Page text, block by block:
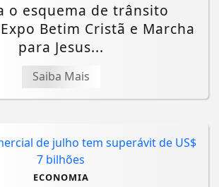
o esquema de trânsito
Betim Cristã e Marcha
para Jesus...
Saiba Mais
ECONOMIA